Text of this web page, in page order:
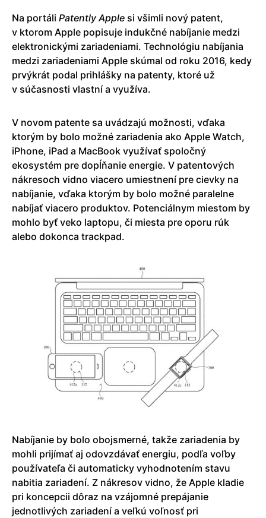
Na portáli Patently Apple si všimli nový patent,
v ktorom Apple popisuje indukčné nabíjanie medzi
elektronickými zariadeniami. Technológiu nabíjania
medzi zariadeniami Apple skúmal od roku 2016, kedy
prvýkrát podal prihlášky na patenty, ktoré už
v súčasnosti vlastní a využíva.
V novom patente sa uvádzajú možnosti, vďaka
ktorým by bolo možné zariadenia ako Apple Watch,
iPhone, iPad a MacBook využívať spoločný
ekosystém pre dopĺňanie energie. V patentových
nákresoch vidno viacero umiestnení pre cievky na
nabíjanie, vďaka ktorým by bolo možné paralelne
nabíjať viacero produktov. Potenciálnym miestom by
mohlo byť veko laptopu, či miesta pre oporu rúk
alebo dokonca trackpad.
Nabíjanie by bolo obojsmerné, takže zariadenia by
mohli prijímať aj odovzdávať energiu, podľa voľby
používateľa či automaticky vyhodnotením stavu
nabitia zariadení. Z nákresov vidno, že Apple kladie
pri koncepcii dôraz na vzájomné prepájanie
jednotlivých zariadení a veľkú voľnosť pri